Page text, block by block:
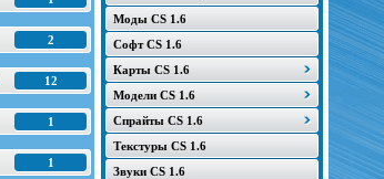
Моды CS 1.6
Софт CS 1.6
Карты CS 1.6
Модели CS 1.6
Спрайты CS 1.6
Текстуры CS 1.6
Звуки CS 1.6
2
12
1
1